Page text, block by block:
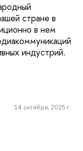
стране в
в нем
индустрий.
14 октября, 2025 г.